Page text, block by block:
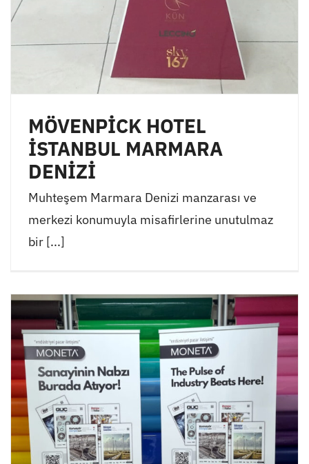
MÖVENPİCK HOTEL
İSTANBUL MARMARA
DENİZİ
Muhteşem Marmara Denizi manzarası ve
merkezi konumuyla misafirlerine unutulmaz
bir [...]